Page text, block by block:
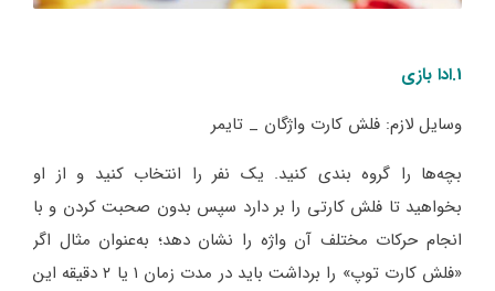
1.ادا بازی
وسایل لازم: فلش کارت واژگان _ تایمر
بچه‌ها را گروه بندی کنید. یک نفر را انتخاب کنید و از او
بخواهید تا فلش کارتی را بر دارد سپس بدون صحبت کردن و با
انجام حرکات مختلف آن واژه را نشان دهد؛ به‌عنوان مثال اگر
«فلش کارت توپ» را برداشت باید در مدت زمان ۱ یا ۲ دقیقه این